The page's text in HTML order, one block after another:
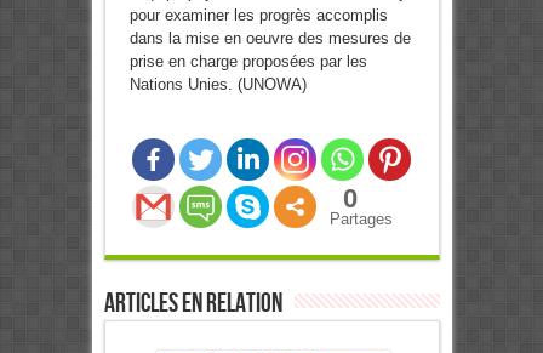
pour examiner les progrès accomplis
dans la mise en oeuvre des mesures de
prise en charge proposées par les
Nations Unies. (UNOWA)
0
Partages
Articles en relation